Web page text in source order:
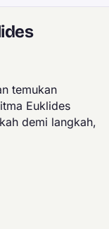
temukan
Euklides
demi langkah,